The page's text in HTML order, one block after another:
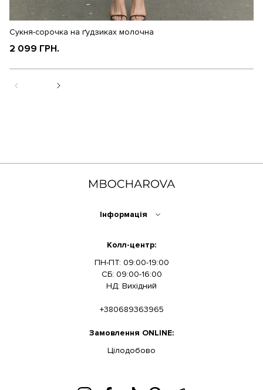
Сукня-сорочка на ґудзиках молочна
2 099 ГРН.
Інформація
Колл-центр:
ПН-ПТ: 09:00-19:00
СБ: 09:00-16:00
НД: Вихідний
+380689363965
Замовлення ONLINE:
Цілодобово